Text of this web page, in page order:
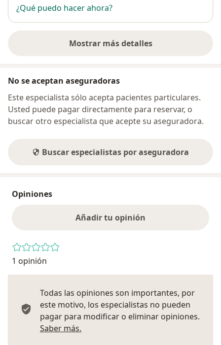
¿Qué puedo hacer ahora?
Mostrar más detalles
sobre la dirección
No se aceptan aseguradoras
Este especialista sólo acepta pacientes particulares.
Usted puede pagar directamente para reservar, o
buscar otro especialista que acepte su aseguradora.
Buscar especialistas por aseguradora
Opiniones
Añadir tu opinión
1 opinión
Todas las opiniones son importantes, por
este motivo, los especialistas no pueden
pagar para modificar o eliminar opiniones.
Saber más.